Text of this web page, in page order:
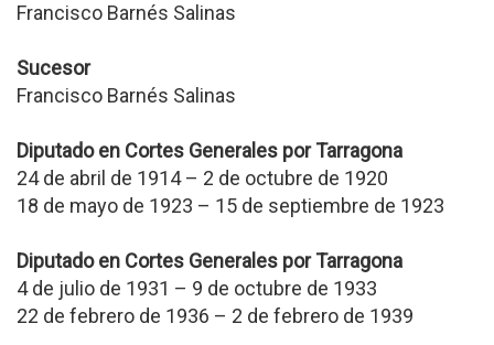
Francisco Barnés Salinas
Sucesor
Francisco Barnés Salinas
Diputado en Cortes Generales por Tarragona
24 de abril de 1914 – 2 de octubre de 1920
18 de mayo de 1923 – 15 de septiembre de 1923
Diputado en Cortes Generales por Tarragona
4 de julio de 1931 – 9 de octubre de 1933
22 de febrero de 1936 – 2 de febrero de 1939